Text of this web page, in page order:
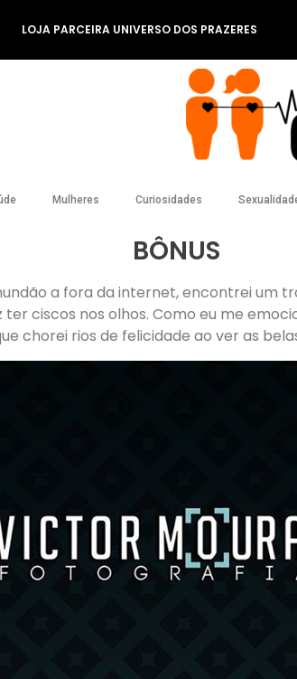
LOJA PARCEIRA UNIVERSO DOS PRAZERES
Mulheres Curiosidades
BÔNUS
a fora da internet, encontrei um
ciscos nos olhos. Como eu me
chorei rios de felicidade ao ver as